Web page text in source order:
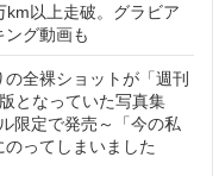
km以上走破。グラビア
グ動画も
全裸ショットが「週刊
となっていた写真集
限定で発売～「今の私
ってしまいました